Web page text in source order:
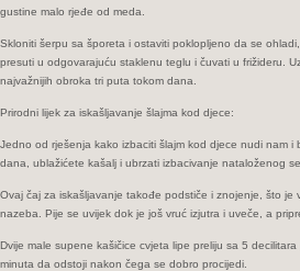
gustine malo rjeđe od meda.
Skloniti šerpu sa šporeta i ostaviti poklopljeno da se
presuti u odgovarajuću staklenu teglu i čuvati u frižideru.
najvažnijih obroka tri puta tokom dana.
Prirodni lijek za iskašljavanje šlajma kod djece:
Jedno od rješenja kako izbaciti šlajm kod djece nudi nam i
dana, ublažićete kašalj i ubrzati izbacivanje nataloženog
Ovaj čaj za iskašljavanje takođe podstiče i znojenje, što je
nazeba. Pije se uvijek dok je još vruć izjutra i uveče, a
Dvije male supene kašičice cvjeta lipe preliju sa 5
minuta da odstoji nakon čega se dobro procijedi.